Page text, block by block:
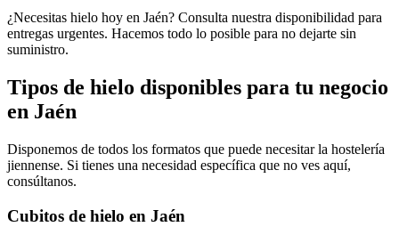
¿Necesitas hielo hoy en Jaén? Consulta nuestra disponibilidad para
entregas urgentes. Hacemos todo lo posible para no dejarte sin
suministro.
Tipos de hielo disponibles para tu negocio
en Jaén
Disponemos de todos los formatos que puede necesitar la hostelería
jiennense. Si tienes una necesidad específica que no ves aquí,
consúltanos.
Cubitos de hielo en Jaén